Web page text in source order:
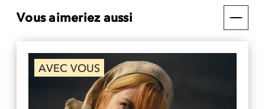
Vous aimeriez aussi
AVEC VOUS